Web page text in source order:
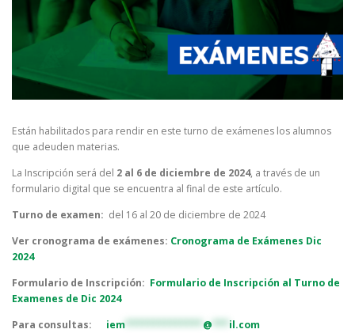
Están habilitados para rendir en este turno de exámenes los alumnos
que adeuden materias.
La Inscripción será del 2 al 6 de diciembre de 2024, a través de un
formulario digital que se encuentra al final de este artículo.
Turno de examen: del 16 al 20 de diciembre de 2024
Ver cronograma de exámenes: Cronograma de Exámenes Dic
2024
Formulario de Inscripción: Formulario de Inscripción al Turno de
Examenes de Dic 2024
Para consultas:
iem ************** @ *** il.com